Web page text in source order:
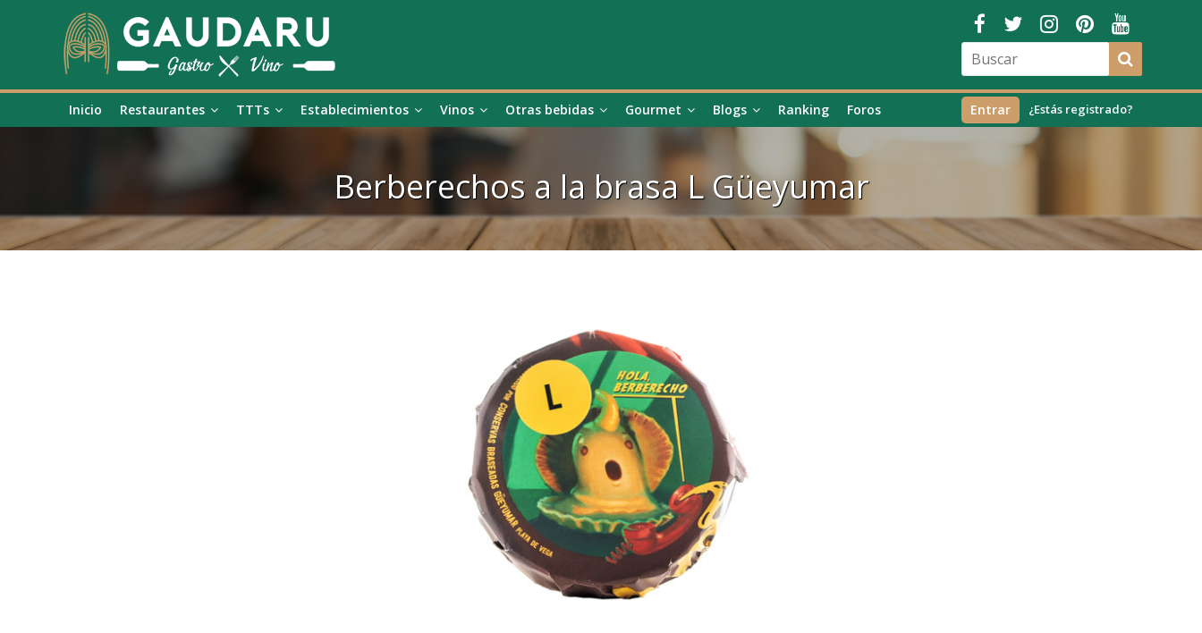
Inicio Restaurantes TTTs Establecimientos Vinos Otras bebidas Gourmet Blogs Ranking Foros ¿Estás registrado?
Entrar
Berberechos a la brasa L Güeyumar